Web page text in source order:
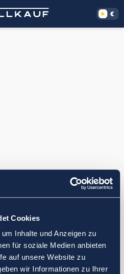
Cookies
Inhalte und Anzeigen zu
für soziale Medien anbieten
auf unsere Website zu
wir Informationen zu Ihrer